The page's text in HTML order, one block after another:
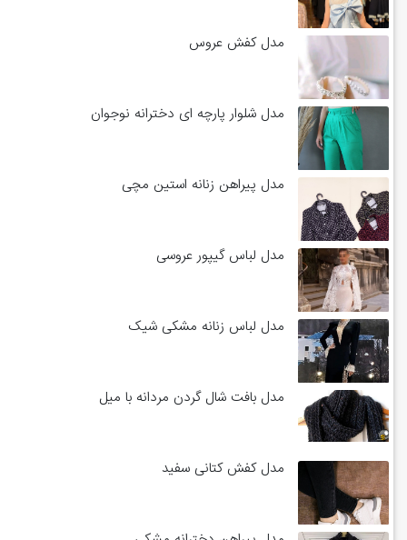
مدل کفش عروس
مدل شلوار پارچه ای دخترانه نوجوان
مدل پیراهن زنانه استین مچی
مدل لباس گیپور عروسی
مدل لباس زنانه مشکی شیک
مدل بافت شال گردن مردانه با میل
مدل کفش کتانی سفید